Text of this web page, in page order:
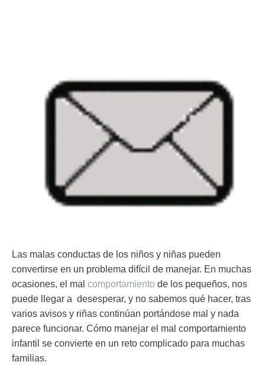
Las malas conductas de los niños y niñas pueden
convertirse en un problema difícil de manejar. En muchas
ocasiones, el mal comportamiento de los pequeños, nos
puede llegar a desesperar, y no sabemos qué hacer, tras
varios avisos y riñas continúan portándose mal y nada
parece funcionar. Cómo manejar el mal comportamiento
infantil se convierte en un reto complicado para muchas
familias.